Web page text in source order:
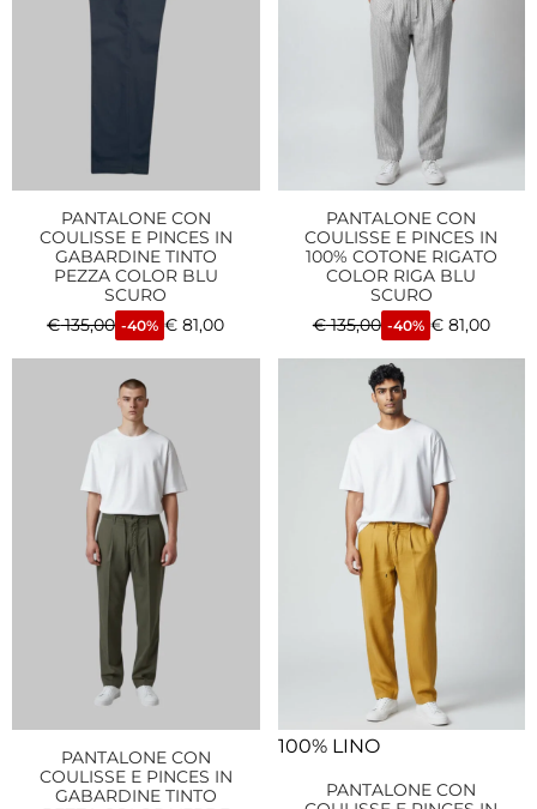
PANTALONE CON
COULISSE E PINCES IN
GABARDINE TINTO
PEZZA COLOR BLU
SCURO
€135,00 -40% € 81,00
PANTALONE CON
COULISSE E PINCES IN
100% COTONE RIGATO
COLOR RIGA BLU
SCURO
€135,00 -40% €81,00
PANTALONE CON
COULISSE E PINCES IN
GABARDINE TINTO
100% LINO
PANTALONE CON